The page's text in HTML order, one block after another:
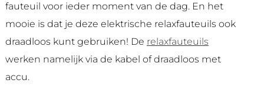
fauteuil voor ieder moment van de dag. En het
mooie is dat je deze elektrische relaxfauteuils ook
draadloos kunt gebruiken! De relaxfauteuils
werken namelijk via de kabel of draadloos met
accu.